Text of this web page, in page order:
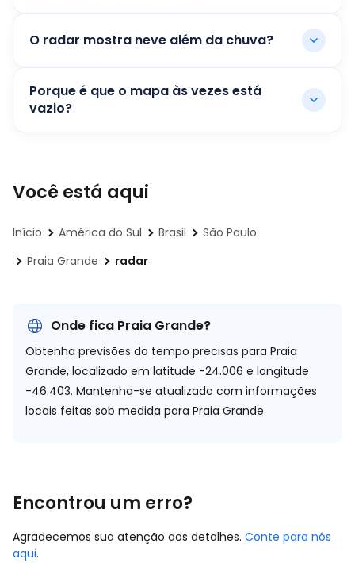
O radar mostra neve além da chuva?
Porque é que o mapa às vezes está
vazio?
Você está aqui
Início América do Sul Brasil
São Paulo
Praia Grande
radar
Onde fica Praia Grande?
Obtenha previsões do tempo precisas para Praia
Grande, localizado em latitude -24.006 e longitude
-46.403. Mantenha-se atualizado com informações
locais feitas sob medida para Praia Grande.
Encontrou um erro?
Agradecemos sua atenção aos detalhes. Conte para nós
aqui.